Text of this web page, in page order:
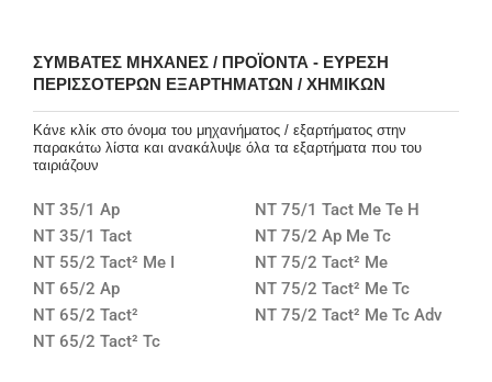
ΣΥΜΒΑΤΈΣ ΜΗΧΑΝΈΣ / ΠΡΟΪΌΝΤΑ - ΕΎΡΕΣΗ
ΠΕΡΙΣΣΌΤΕΡΩΝ ΕΞΑΡΤΗΜΆΤΩΝ / ΧΗΜΙΚΏΝ
Κάνε κλίκ στο όνομα του μηχανήματος / εξαρτήματος στην
παρακάτω λίστα και ανακάλυψε όλα τα εξαρτήματα που του
ταιριάζουν
NT 35/1 Ap
NT 35/1 Tact
NT 55/2 Tact² Me I
NT 65/2 Ap
NT 65/2 Tact²
NT 65/2 Tact² Tc
NT 75/1 Tact Me Te H
NT 75/2 Ap Me Tc
NT 75/2 Tact² Me
NT 75/2 Tact² Me Tc
NT 75/2 Tact² Me Tc Adv